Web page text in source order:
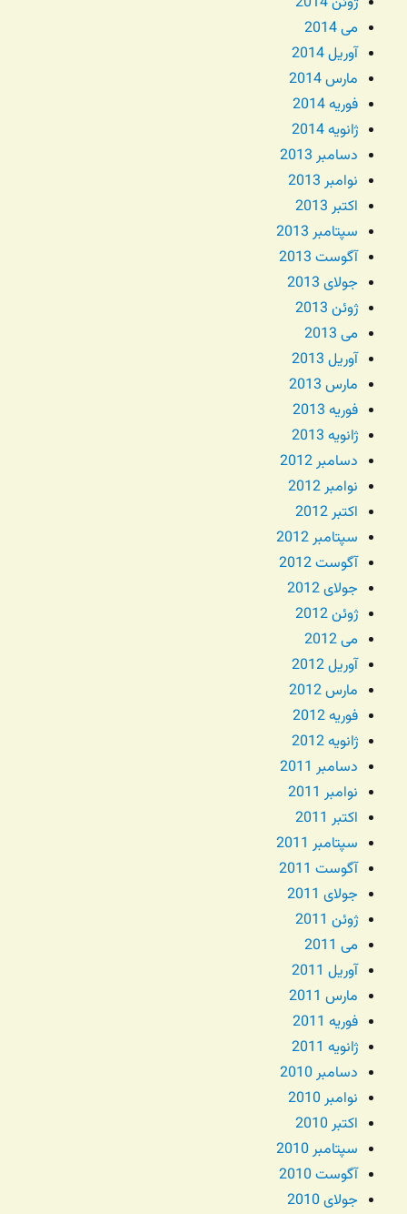
می 2014
آوریل 2014
مارس 2014
فوریه 2014
ژانویه 2014
دسامبر 2013
نوامبر 2013
اکتبر 2013
سپتامبر 2013
آگوست 2013
جولای 2013
ژوئن 2013
می 2013
آوریل 2013
مارس 2013
فوریه 2013
ژانویه 2013
دسامبر 2012
نوامبر 2012
اکتبر 2012
سپتامبر 2012
آگوست 2012
جولای 2012
ژوئن 2012
می 2012
آوریل 2012
مارس 2012
فوریه 2012
ژانویه 2012
دسامبر 2011
نوامبر 2011
اکتبر 2011
سپتامبر 2011
آگوست 2011
جولای 2011
ژوئن 2011
می 2011
آوریل 2011
مارس 2011
فوریه 2011
ژانویه 2011
دسامبر 2010
نوامبر 2010
اکتبر 2010
سپتامبر 2010
آگوست 2010
جولای 2010